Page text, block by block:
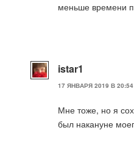
меньше времени
istar1
17 ЯНВАРЯ 2019 В 20:54
Мне тоже, но я
был накануне